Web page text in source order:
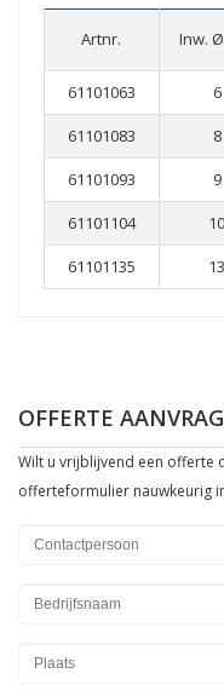
Artnr. Inw.
61101063 6
61101083
8
61101093
9
61101104
10
61101135
13
OFFERTE
Wilt u vrijblijvend een offerte
offerteformulier nauwkeurig